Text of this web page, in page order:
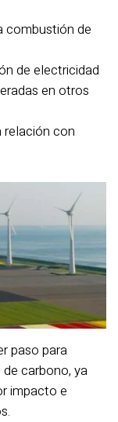
combustión de
de electricidad
en otros
relación con
paso para
carbono, ya
impacto e